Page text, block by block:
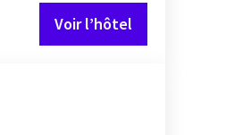
Voir l’hôtel